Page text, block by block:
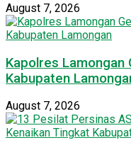
August 7, 2026
Kapolres Lamongan
Kabupaten
August 7, 2026